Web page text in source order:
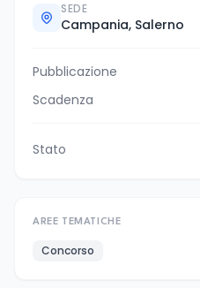
SEDE
Campania, Salerno
Pubblicazione
Scadenza
Stato
AREE TEMATICHE
Concorso